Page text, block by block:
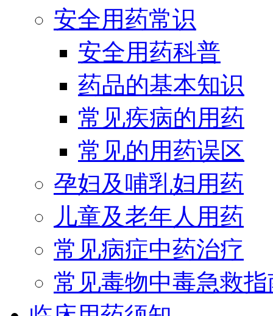
安全用药常识
安全用药科普
药品的基本知识
常见疾病的用药
常见的用药误区
孕妇及哺乳妇用药
儿童及老年人用药
常见病症中药治疗
常见毒物中毒急救指